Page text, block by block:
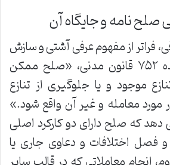
فراتر از مفهوم عرفی آشتی و سازش
است. بر اساس ماده ۷۵۲ قانون مدنی، «صلح ممکن
موجود و یا جلوگیری از تنازع
مورد معامله و غیر آن واقع شود.»
که صلح دارای دو کارکرد اصلی
اختلافات و دعاوی جاری یا